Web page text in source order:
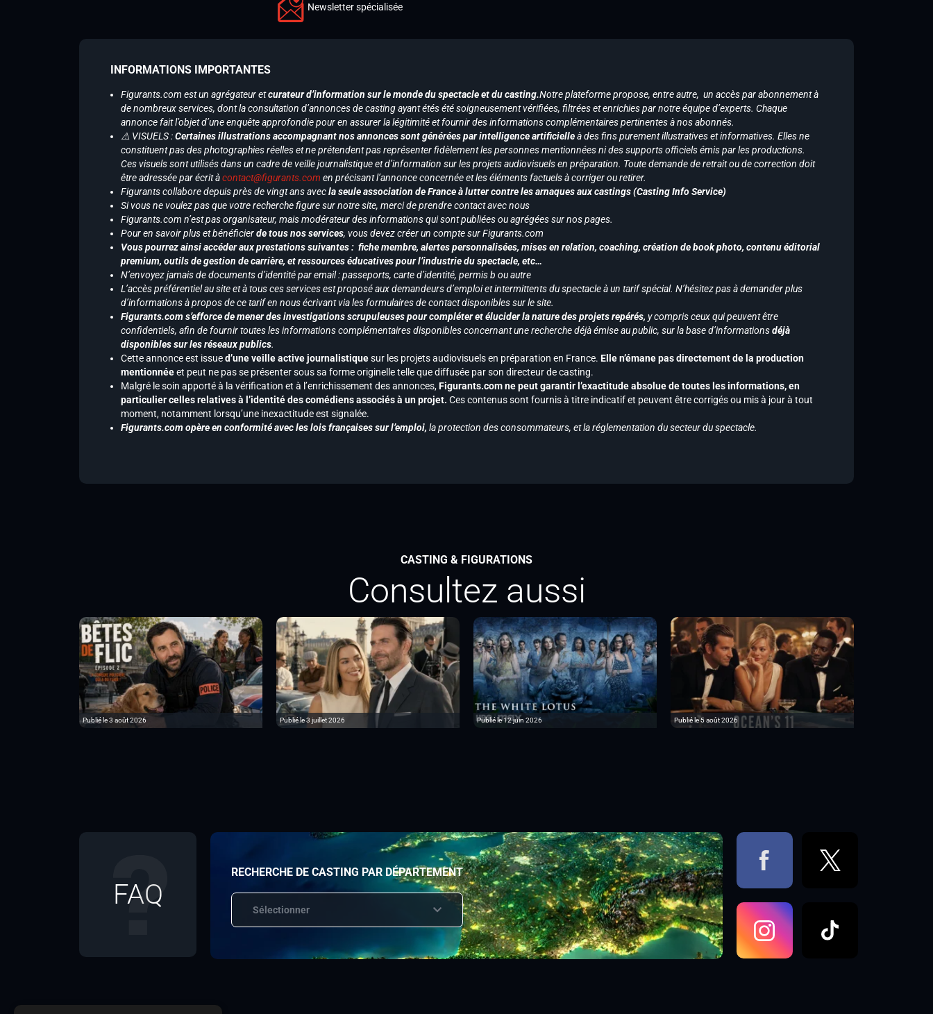
Newsletter spécialisée
INFORMATIONS IMPORTANTES
Figurants.com est un agrégateur etcurateur d’information sur le monde du spectacle et du casting.Notre plateforme propose, entre autre, un accès par abonnement à
de nombreux services, dont la consultation d’annonces de casting ayant étés été soigneusement vérifiées, filtrées et enrichies par notre équipe d’experts. Chaque
annonce fait l’objet d’une enquête approfondie pour en assurer la légitimité et fournir des informations complémentaires pertinentes à nos abonnés.
⚠️ VISUELS :Certaines illustrations accompagnant nos annonces sont générées par intelligence artificielleà des fins purement illustratives et informatives. Elles ne
constituent pas des photographies réelles et ne prétendent pas représenter fidèlement les personnes mentionnées ni des supports officiels émis par les productions.
Ces visuels sont utilisés dans un cadre de veille journalistique et d’information sur les projets audiovisuels en préparation. Toute demande de retrait ou de correction doit
être adressée par écrit àcontact@figurants.com en précisant l’annonce concernée et les éléments factuels à corriger ou retirer.
Figurants collabore depuis près de vingt ans avecla seule association de France à lutter contre les arnaques aux castings (Casting Info Service)
Si vous ne voulez pas que votre recherche figure sur notre site, merci de prendre contact avec nous
Figurants.com n’est pas organisateur, mais modérateur des informations qui sont publiées ou agrégées sur nos pages.
Pour en savoir plus et bénéficierde tous nos services, vous devez créer un compte sur Figurants.com
Vous pourrez ainsi accéder aux prestations suivantes : fiche membre, alertes personnalisées, mises en relation, coaching, création de book photo, contenu éditorial
premium, outils de gestion de carrière, et ressources éducatives pour l’industrie du spectacle, etc…
N’envoyez jamais de documents d’identité par email : passeports, carte d’identité, permis b ou autre
L’accès préférentiel au site et à tous ces services est proposé aux demandeurs d’emploi et intermittents du spectacle à un tarif spécial. N’hésitez pas à demander plus
d’informations à propos de ce tarif en nous écrivant via les formulaires de contact disponibles sur le site.
Figurants.com s’efforce de mener des investigations scrupuleuses pour compléter et élucider la nature des projets repérés, y compris ceux qui peuvent être
confidentiels, afin de fournir toutes les informations complémentaires disponibles concernant une recherche déjà émise au public, sur la base d’informationsdéjà
disponibles sur les réseaux publics.
Cette annonce est issued’une veille active journalistiquesur les projets audiovisuels en préparation en France. Elle n’émane pas directement de la production
mentionnéeet peut ne pas se présenter sous sa forme originelle telle que diffusée par son directeur de casting.
Malgré le soin apporté à la vérification et à l’enrichissement des annonces,Figurants.com ne peut garantir l’exactitude absolue de toutes les informations, en
particulier celles relatives à l’identité des comédiens associés à un projet. Ces contenus sont fournis à titre indicatif et peuvent être corrigés ou mis à jour à tout
moment, notamment lorsqu’une inexactitude est signalée.
Figurants.com opère en conformité avec les lois françaises sur l’emploi, la protection des consommateurs, et la réglementation du secteur du spectacle.
CASTING & FIGURATIONS
Consultez aussi
Publié le 3 août 2026 Publié le 3 juillet 2026 Publié le 12 juin 2026 Publié le 5 août 2026
FAQ
RECHERCHE DE CASTING PAR DÉPARTEMENT
Sélectionner